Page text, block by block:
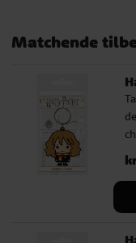
Matchende
i